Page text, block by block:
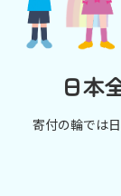
日本
寄付の輪では